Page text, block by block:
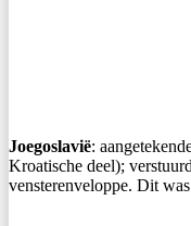
Joegoslavië:
Kroatische deel);
vensterenveloppe. Dit